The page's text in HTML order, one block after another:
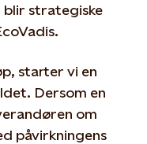
blir strategiske
starter vi en
Dersom en
om
påvirkningens